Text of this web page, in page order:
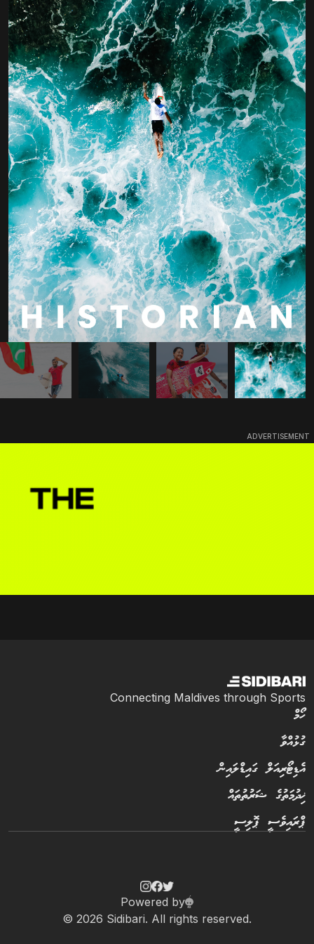
ADVERTISEMENT
Connecting Maldives through Sports
ހޯމް
ގުޅުއްވާ
އެޑިޓޯރިއަލް ގައިޑްލައިން
ޚިދުމަތުގެ ޝަރުތުތައް
ޕްރައިވެސީ ޕޮލިސީ
© 2026 Sidibari. All rights reserved.
Powered by